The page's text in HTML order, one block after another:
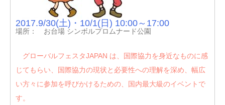
2017.9/30(土)・10/1(日) 10:00～17:00
場所： お台場 シンボルプロムナード公園
グローバルフェスタJAPAN は、国際協力を身近なものに感
じてもらい、国際協力の現状と必要性への理解を深め、幅広
い方々に参加を呼びかけるための、国内最大級のイベントで
す。